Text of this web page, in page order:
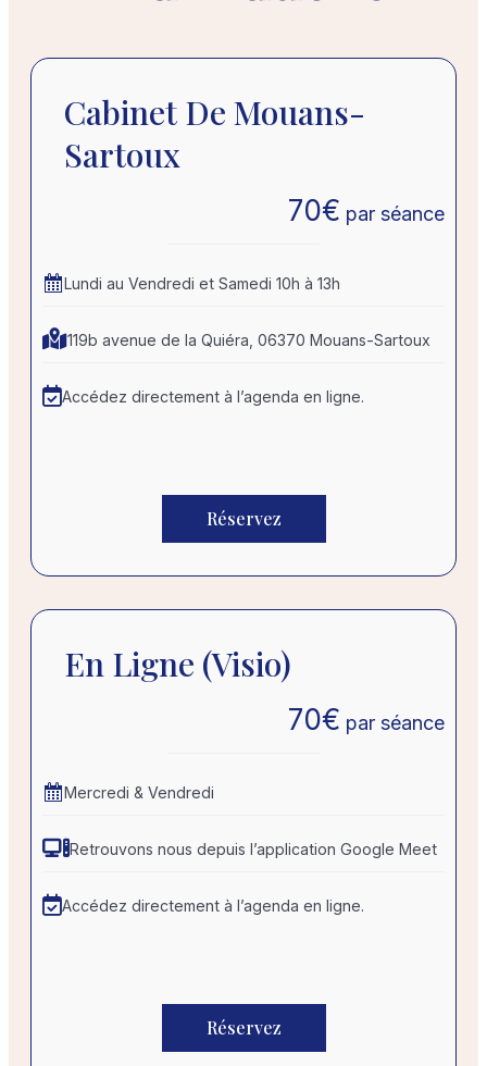
Cabinet De Mouans-
Sartoux
70€ par séance
Lundi au Vendredi et Samedi 10h à 13h
119b avenue de la Quiéra, 06370 Mouans-Sartoux
Accédez directement à l’agenda en ligne.
Réservez
En Ligne (visio)
70€ par séance
Mercredi & Vendredi
Retrouvons nous depuis l’application Google Meet
Accédez directement à l’agenda en ligne.
Réservez